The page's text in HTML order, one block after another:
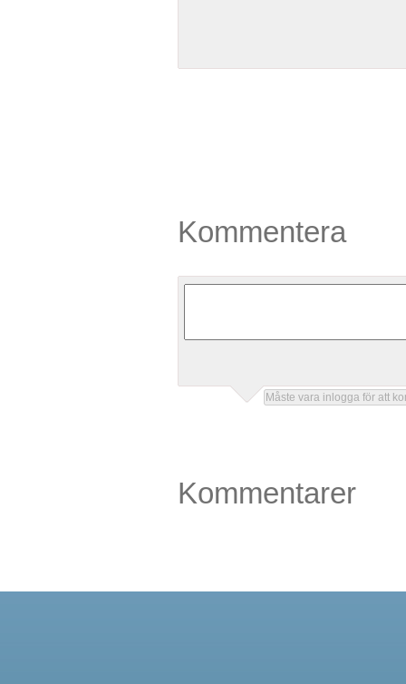
Kommentera
Kommentarer